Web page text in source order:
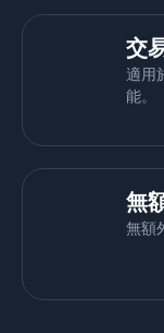
交
適用
能。
無
無額